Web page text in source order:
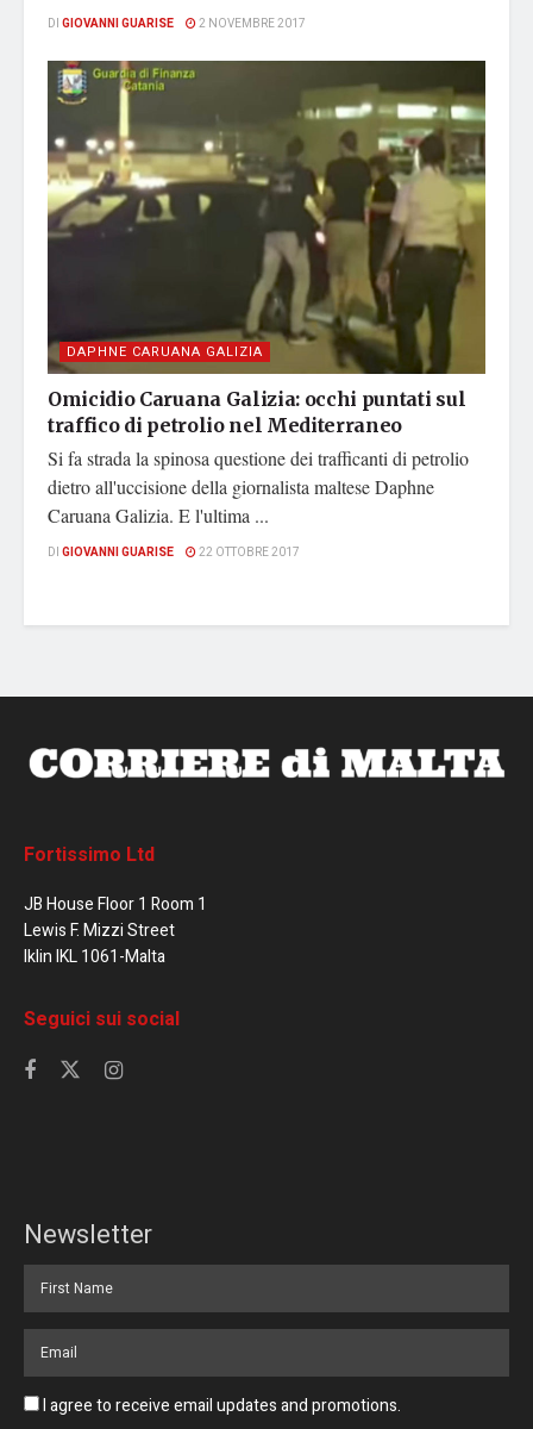
DI GIOVANNI GUARISE 2 NOVEMBRE 2017
DAPHNE CARUANA GALIZIA
Omicidio Caruana Galizia: occhi puntati sul
traffico di petrolio nel Mediterraneo
Si fa strada la spinosa questione dei trafficanti di petrolio
dietro all'uccisione della giornalista maltese Daphne
Caruana Galizia. E l'ultima ...
DI GIOVANNI GUARISE 22 OTTOBRE 2017
Fortissimo Ltd
JB House Floor 1 Room 1
Lewis F. Mizzi Street
Iklin IKL 1061-Malta
Seguici sui social
Newsletter
I agree to receive email updates and promotions.